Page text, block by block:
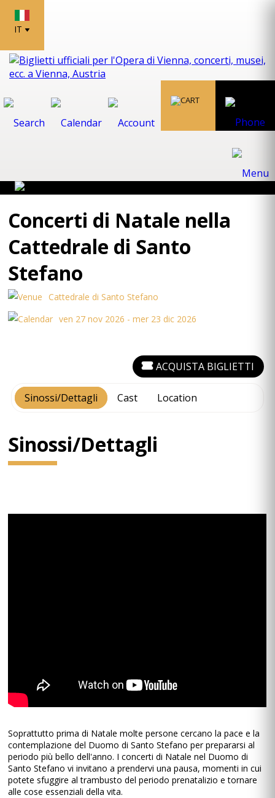
IT
Concerti di Natale nella
Cattedrale di Santo
Stefano
Cattedrale di Santo Stefano
ven 27 nov 2026 - mer 23 dic 2026
Sinossi/Dettagli Cast Location
ACQUISTA BIGLIETTI
Sinossi/Dettagli
Soprattutto prima di Natale molte persone cercano la pace e la
contemplazione del Duomo di Santo Stefano per prepararsi al
periodo più bello dell'anno. I concerti di Natale nel Duomo di
Santo Stefano vi invitano a prendervi una pausa, momenti in cui
potete sfuggire al trambusto del periodo prenatalizio e tornare
alle cose essenziali della vita.